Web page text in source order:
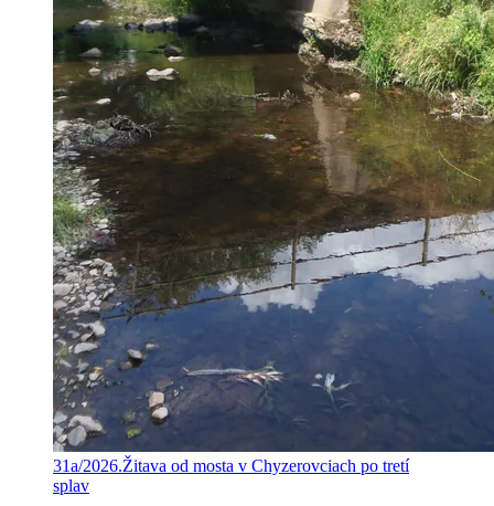
31a/2026.Žitava od mosta v Chyzerovciach po tretí
splav